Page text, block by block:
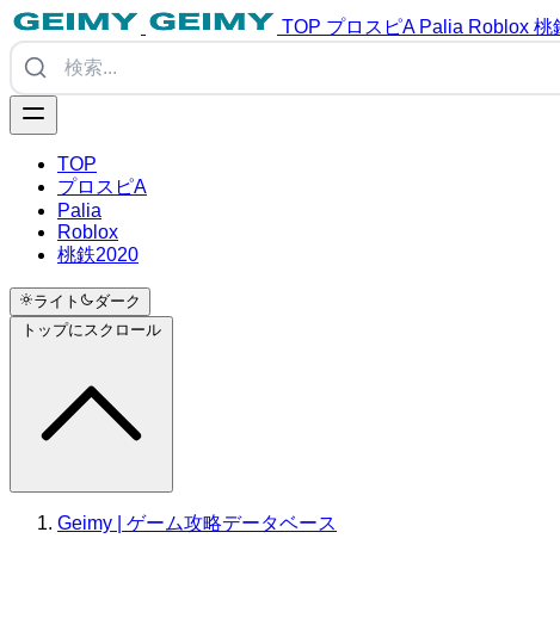
TOP プロスピA Palia Roblox 桃
TOP
プロスピA
Palia
Roblox
桃鉄2020
ライト
ダーク
トップにスクロール
Geimy | ゲーム攻略データベース